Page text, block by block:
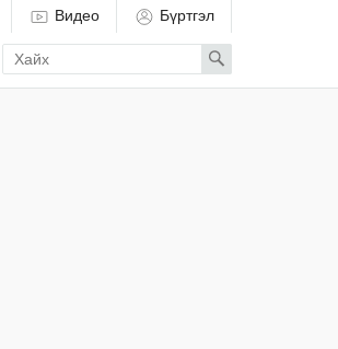
Видео Бүртгэл
Enter
search
term
Search